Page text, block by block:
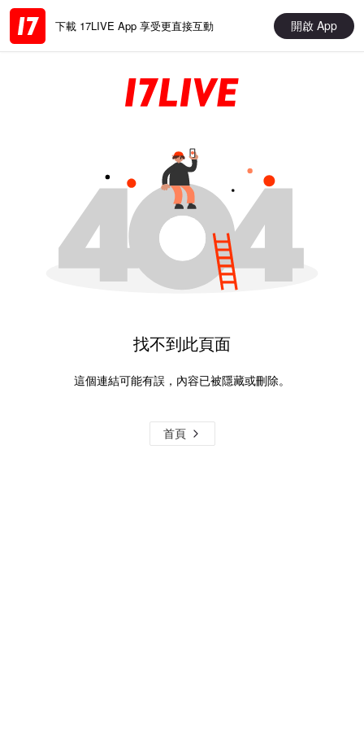
下載 17LIVE App 享受更直接互動 開啟 App
找不到此頁面
這個連結可能有誤，內容已被隱藏或刪除。
首頁